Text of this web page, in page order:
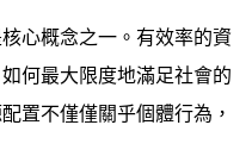
心概念之一。有效率的資
何最大限度地滿足社會的
置不僅僅關乎個體行為，